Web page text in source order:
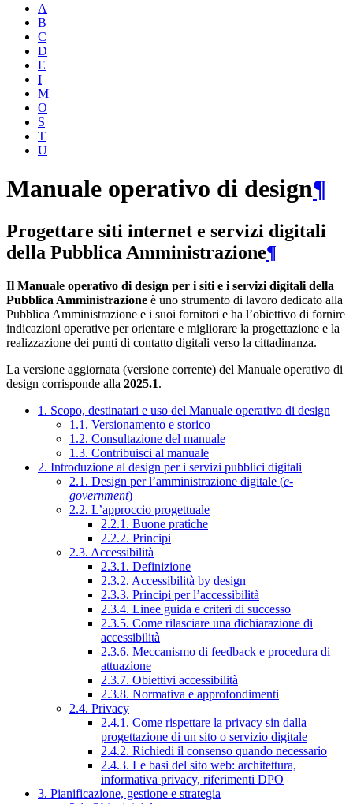
A
B
C
D
E
I
M
O
S
T
U
Manuale operativo di design¶
Progettare siti internet e servizi digitali
della Pubblica Amministrazione¶
Il Manuale operativo di design per i siti e i servizi digitali della
Pubblica Amministrazione è uno strumento di lavoro dedicato alla
Pubblica Amministrazione e i suoi fornitori e ha l’obiettivo di fornire
indicazioni operative per orientare e migliorare la progettazione e la
realizzazione dei punti di contatto digitali verso la cittadinanza.
La versione aggiornata (versione corrente) del Manuale operativo di
design corrisponde alla 2025.1.
1. Scopo, destinatari e uso del Manuale operativo di design
1.1. Versionamento e storico
1.2. Consultazione del manuale
1.3. Contribuisci al manuale
2. Introduzione al design per i servizi pubblici digitali
2.1. Design per l’amministrazione digitale (e-
government)
2.2. L’approccio progettuale
2.2.1. Buone pratiche
2.2.2. Principi
2.3. Accessibilità
2.3.1. Definizione
2.3.2. Accessibilità by design
2.3.3. Principi per l’accessibilità
2.3.4. Linee guida e criteri di successo
2.3.5. Come rilasciare una dichiarazione di
accessibilità
2.3.6. Meccanismo di feedback e procedura di
attuazione
2.3.7. Obiettivi accessibilità
2.3.8. Normativa e approfondimenti
2.4. Privacy
2.4.1. Come rispettare la privacy sin dalla
progettazione di un sito o servizio digitale
2.4.2. Richiedi il consenso quando necessario
2.4.3. Le basi del sito web: architettura,
informativa privacy, riferimenti DPO
3. Pianificazione, gestione e strategia